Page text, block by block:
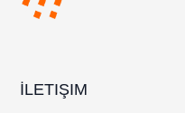
İLETIŞIM